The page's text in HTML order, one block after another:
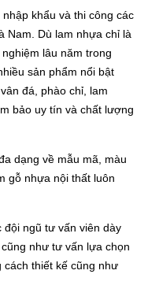
khẩu và thi công các
Nam. Dù lam nhựa chỉ là
lâu năm trong
sản phẩm nổi bật
đá, phào chỉ, lam
bảo uy tín và chất lượng
dạng về mẫu mã, màu
gỗ nhựa nội thất luôn
ngũ tư vấn viên dày
như tư vấn lựa chọn
thiết kế cũng như